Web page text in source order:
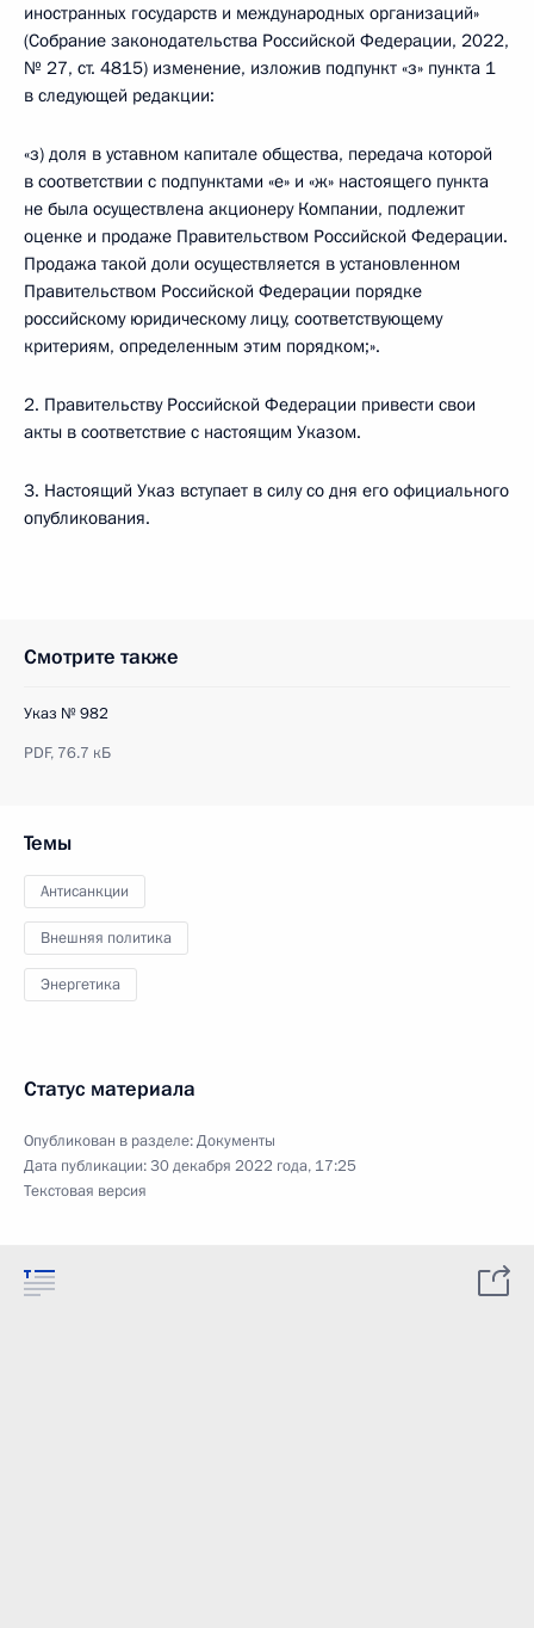
иностранных государств и международных организаций»
(Собрание законодательства Российской Федерации, 2022,
№ 27, ст. 4815) изменение, изложив подпункт «з» пункта 1
в следующей редакции:
«з) доля в уставном капитале общества, передача которой
в соответствии с подпунктами «е» и «ж» настоящего пункта
не была осуществлена акционеру Компании, подлежит
оценке и продаже Правительством Российской Федерации.
Продажа такой доли осуществляется в установленном
Правительством Российской Федерации порядке
российскому юридическому лицу, соответствующему
критериям, определенным этим порядком;».
2. Правительству Российской Федерации привести свои
акты в соответствие с настоящим Указом.
3. Настоящий Указ вступает в силу со дня его официального
опубликования.
Смотрите также
Указ № 982
PDF, 76.7 кБ
Темы
Антисанкции
Внешняя политика
Энергетика
Статус материала
Опубликован в разделе:Документы
Дата публикации:30 декабря 2022 года, 17:25
Текстовая версия